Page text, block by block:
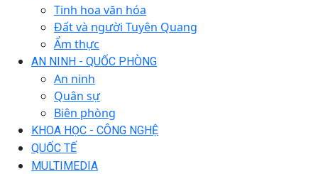
Tinh hoa văn hóa
Đất và người Tuyên Quang
Ẩm thực
AN NINH - QUỐC PHÒNG
An ninh
Quân sự
Biên phòng
KHOA HỌC - CÔNG NGHỆ
QUỐC TẾ
MULTIMEDIA